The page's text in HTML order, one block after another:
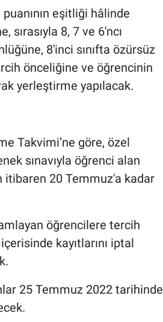
eşitliği hâlinde
sırasıyla 8, 7 ve 6'ncı
8'inci sınıfta özürsüz
önceliğine ve öğrencinin
yerleştirme yapılacak.
Takvimi’ne göre, özel
sınavıyla öğrenci alan
itibaren 20 Temmuz'a kadar
öğrencilere tercih
kayıtlarını iptal
25 Temmuz 2022 tarihinde